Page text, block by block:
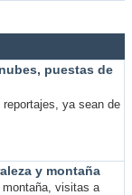
puestas de
ya sean de
y montaña
visitas a